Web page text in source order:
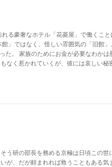
る豪奢なホテル「花菱屋」で働くこ
」ではなく、怪しい雰囲気の「旧館
た。 家族のためにお金が必要なわか
なく惹かれていくが、彼には哀しい秘
う研の部長を務める京極は日頃この世
が、だが頼まれれば救うこともある気